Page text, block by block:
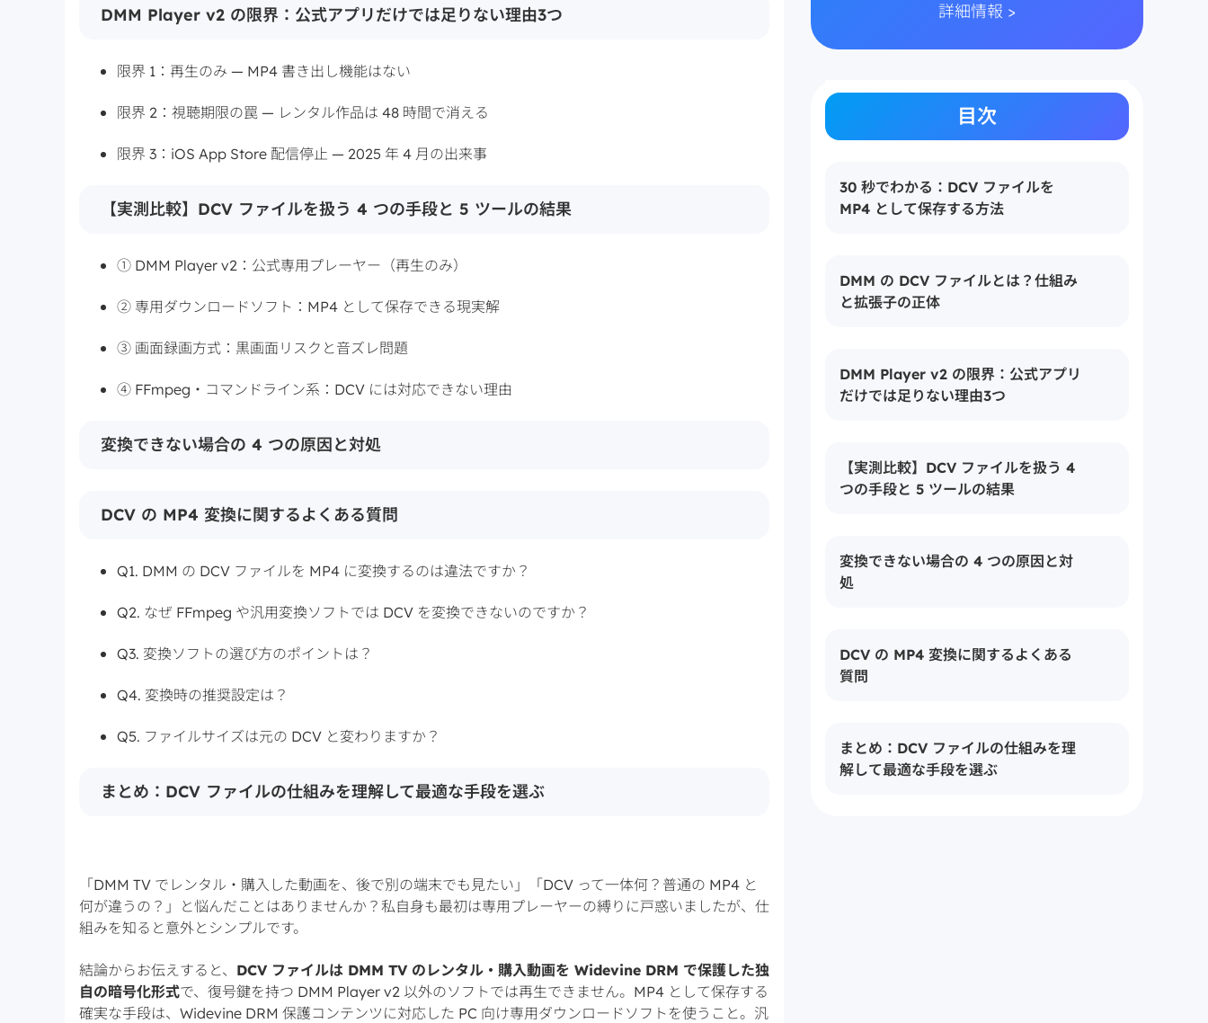
DMM Player v2 の限界：公式アプリだけでは足りない理由3つ
限界 1：再生のみ — MP4 書き出し機能はない
限界 2：視聴期限の罠 — レンタル作品は 48 時間で消える
限界 3：iOS App Store 配信停止 — 2025 年 4 月の出来事
【実測比較】DCV ファイルを扱う 4 つの手段と 5 ツールの結果
① DMM Player v2：公式専用プレーヤー（再生のみ）
② 専用ダウンロードソフト：MP4 として保存できる現実解
③ 画面録画方式：黒画面リスクと音ズレ問題
④ FFmpeg・コマンドライン系：DCV には対応できない理由
変換できない場合の 4 つの原因と対処
DCV の MP4 変換に関するよくある質問
Q1. DMM の DCV ファイルを MP4 に変換するのは違法ですか？
Q2. なぜ FFmpeg や汎用変換ソフトでは DCV を変換できないのですか？
Q3. 変換ソフトの選び方のポイントは？
Q4. 変換時の推奨設定は？
Q5. ファイルサイズは元の DCV と変わりますか？
まとめ：DCV ファイルの仕組みを理解して最適な手段を選ぶ
「DMM TV でレンタル・購入した動画を、後で別の端末でも見たい」「DCV って一体何？普通の MP4 と
何が違うの？」と悩んだことはありませんか？私自身も最初は専用プレーヤーの縛りに戸惑いましたが、仕
組みを知ると意外とシンプルです。
結論からお伝えすると、 DCV ファイルは DMM TV のレンタル・購入動画を Widevine DRM で保護した独
自の暗号化形式で、復号鍵を持つ DMM Player v2 以外のソフトでは再生できません。MP4 として保存する
確実な手段は、Widevine DRM 保護コンテンツに対応した PC 向け専用ダウンロードソフトを使うこと。汎
詳細情報 >
目次
30 秒でわかる：DCV ファイルを
MP4 として保存する方法
DMM の DCV ファイルとは？仕組み
と拡張子の正体
MP4 ベース + DMM 独自の暗号化レイヤ
なぜ DCV を MP4 に変換することが必
DMM Player v2 の限界：公式アプリ
だけでは足りない理由3つ
再生のみ — MP4 書き出し機能はない
で消える
の出来事
【実測比較】DCV ファイルを扱う 4
つの手段と 5 ツールの結果
公式専用プレーヤー（再生のみ）
③ 画面録画方式：
④ FFmpeg・コマンドライン系：
DCV には対応できない理由
変換できない場合の 4 つの原因と対
処
DCV の MP4 変換に関するよくある
質問
換するのは違法ですか？
まとめ：DCV ファイルの仕組みを理
解して最適な手段を選ぶ